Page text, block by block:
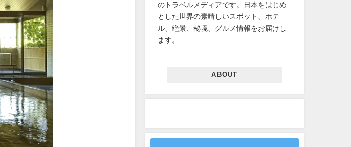
のトラベルメディアです。日本をはじめ
とした世界の素晴しいスポット、ホテ
ル、絶景、秘境、グルメ情報をお届けし
ます。
ABOUT